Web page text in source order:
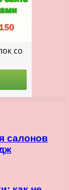
салонов